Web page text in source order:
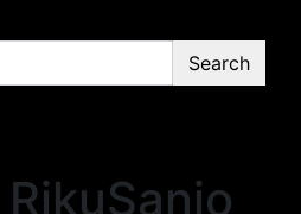
Search
RikuSanjo